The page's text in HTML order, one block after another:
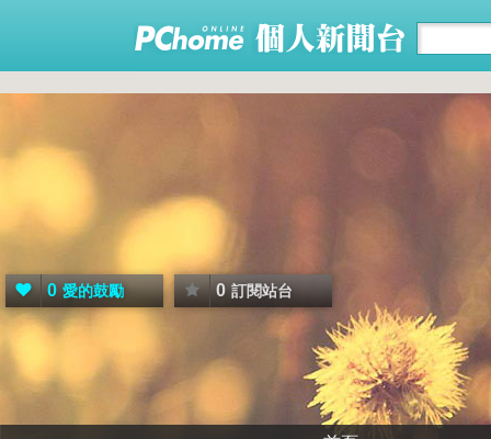
0 愛的鼓勵 0 訂閱站台